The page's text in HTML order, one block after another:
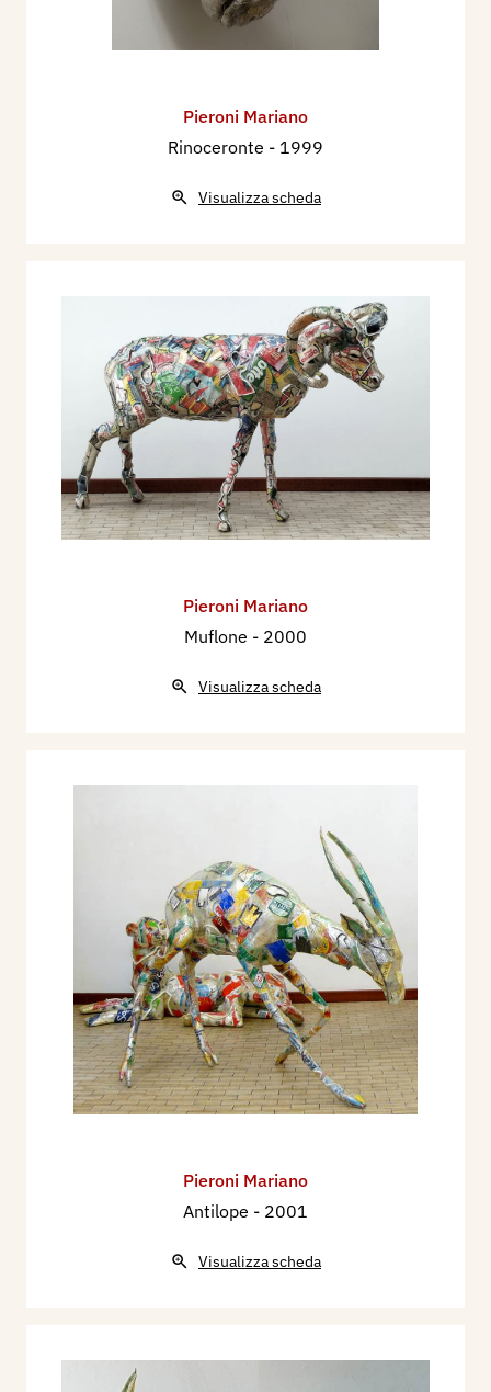
Pieroni Mariano
Rinoceronte - 1999
Visualizza scheda
Pieroni Mariano
Muflone - 2000
Visualizza scheda
Pieroni Mariano
Antilope - 2001
Visualizza scheda